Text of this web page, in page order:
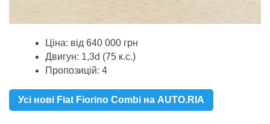
Ціна: від 640 000 грн
Двигун: 1,3d (75 к.с.)
Пропозицій: 4
Усі нові Fiat Fiorino Combi на AUTO.RIA